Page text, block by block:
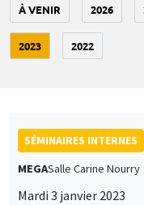
À VENIR 2026
2023 2022
SÉMINAIRES INTERNES
MEGASalle Carine Nourry
Mardi 3 janvier 2023